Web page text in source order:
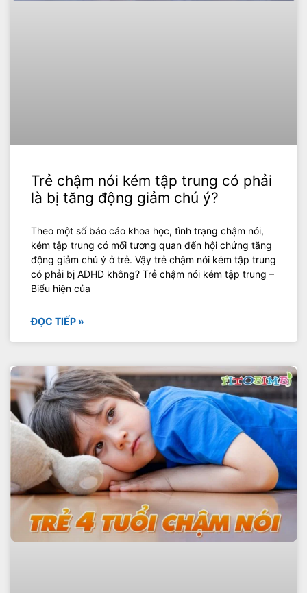
Trẻ chậm nói kém tập trung có phải
là bị tăng động giảm chú ý?
Theo một số báo cáo khoa học, tình trạng chậm nói,
kém tập trung có mối tương quan đến hội chứng tăng
động giảm chú ý ở trẻ. Vậy trẻ chậm nói kém tập trung
có phải bị ADHD không? Trẻ chậm nói kém tập trung –
Biểu hiện của
ĐỌC TIẾP »